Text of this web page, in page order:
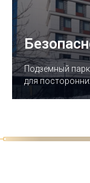
Подземный
для